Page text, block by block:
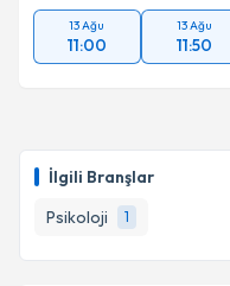
İlgili Branşlar
Psikoloji
1
13 Ağu
11:00
13 Ağu
11:50